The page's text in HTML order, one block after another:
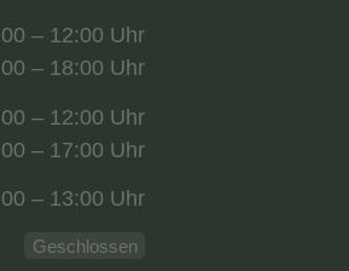
– 12:00 Uhr
– 18:00 Uhr
– 12:00 Uhr
– 17:00 Uhr
– 13:00 Uhr
Geschlossen